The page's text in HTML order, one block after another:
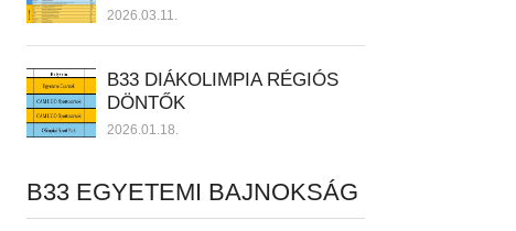
2026.03.11.
B33 DIÁKOLIMPIA RÉGIÓS
DÖNTŐK
2026.01.18.
B33 EGYETEMI BAJNOKSÁG